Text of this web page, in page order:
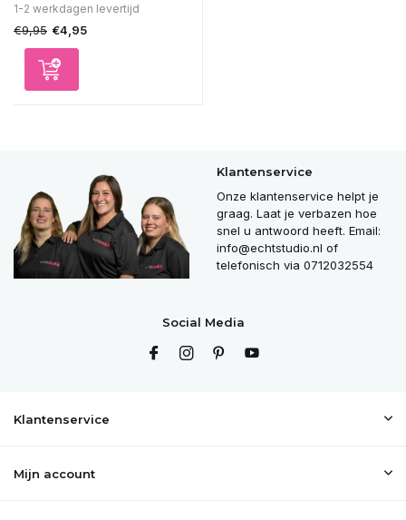
1-2 werkdagen levertijd
€9,95 €4,95
Klantenservice
Onze klantenservice helpt je
graag. Laat je verbazen hoe
snel u antwoord heeft. Email:
info@echtstudio.nl of
telefonisch via 0712032554
Social Media
Klantenservice
Mijn account